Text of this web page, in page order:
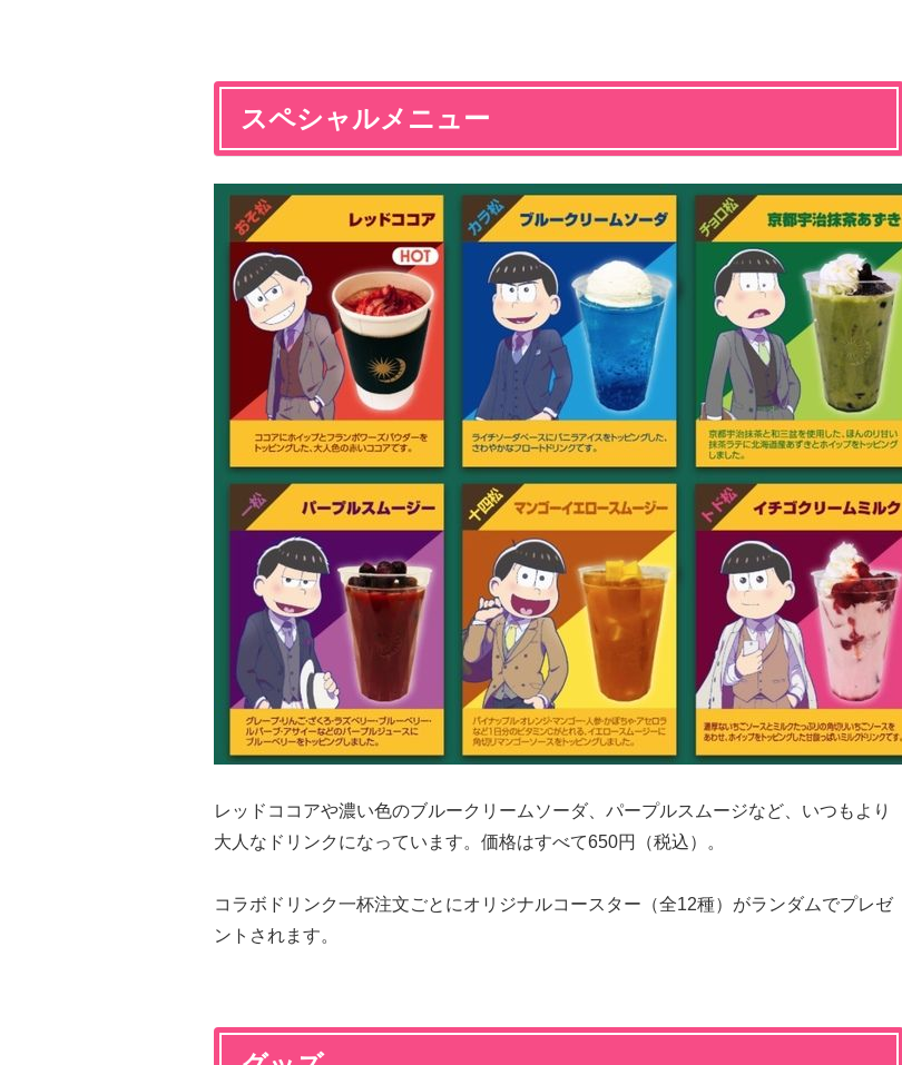
スペシャルメニュー
レッドココアや濃い色のブルークリームソーダ、パープルスムージなど、いつもより
大人なドリンクになっています。価格はすべて650円（税込）。
コラボドリンク一杯注文ごとにオリジナルコースター（全12種）がランダムでプレゼ
ントされます。